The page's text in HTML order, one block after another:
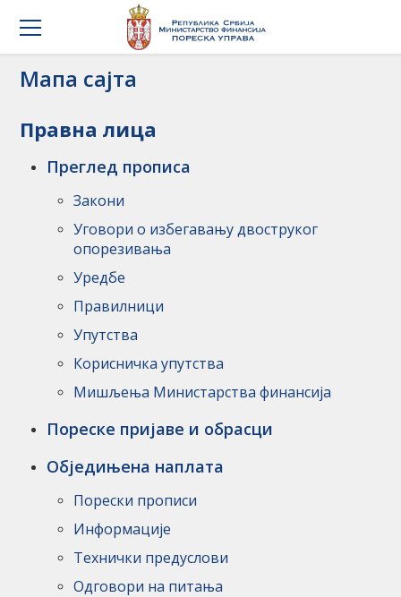
Мапа сајта
Правна лица
Преглед прописа
Закони
Уговори о избегавању двоструког
опорезивања
Уредбе
Правилници
Упутства
Корисничка упутства
Мишљења Министарства финансија
Пореске пријаве и обрасци
Обједињена наплата
Порески прописи
Информације
Технички предуслови
Одговори на питања